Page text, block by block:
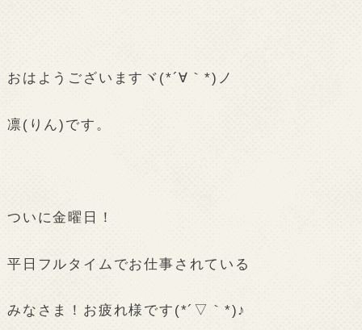
おはようございますヾ(*´∀｀*)ノ
凛(りん)です。
ついに金曜日！
平日フルタイムでお仕事されている
みなさま！お疲れ様です(*´▽｀*)♪